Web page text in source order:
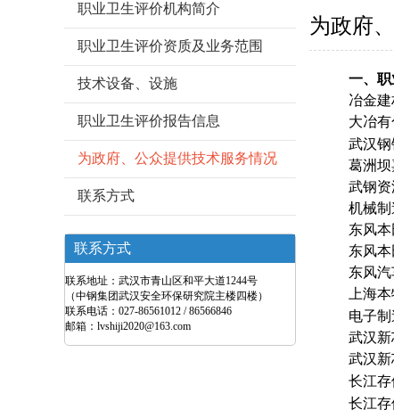
职业卫生评价机构简介
职业卫生评价资质及业务范围
技术设备、设施
职业卫生评价报告信息
为政府、公众提供技术服务情况
联系方式
联系方式
联系地址：武汉市青山区和平大道1244号
（中钢集团武汉安全环保研究院主楼四楼）
联系电话：027-86561012 / 86566846
邮箱：lvshiji2020@163.com
为政府
一、职
冶金建
大冶
武汉
葛洲
武钢
机械制
东风
东风
东风
上海
电子制
武汉
武汉新
长江存
长江